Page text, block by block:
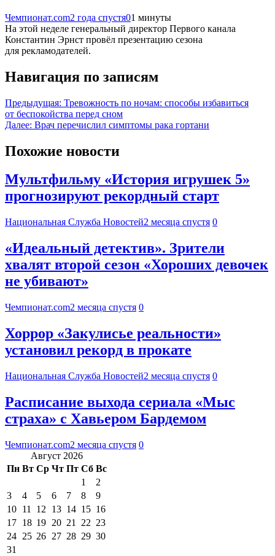
Чемпионат.com2 года спустя01 минуты
На этой неделе генеральный директор Первого канала
Константин Эрнст провёл презентацию сезона
для рекламодателей.
Навигация по записям
Предыдущая: Тревожность по ночам: способы избавиться
от беспокойства перед сном
Далее: Врач перечислил симптомы рака гортани
Похожие новости
Мультфильму «История игрушек 5»
прогнозируют рекордный старт
Национальная Служба Новостей2 месяца спустя 0
«Идеальный детектив». Зрители
хвалят второй сезон «Хороших девочек
не убивают»
Чемпионат.com2 месяца спустя 0
Хоррор «Закулисье реальности»
установил рекорд в прокате
Национальная Служба Новостей2 месяца спустя 0
Расписание выхода сериала «Мыс
страха» с Хавьером Бардемом
Чемпионат.com2 месяца спустя 0
Август 2026
Пн Вт Ср Чт Пт Сб Вс
1
2
3
4 5 6 7 8
9
10 11 12 13 14 15 16
17 18 19 20 21 22 23
24 25 26 27 28 29 30
31